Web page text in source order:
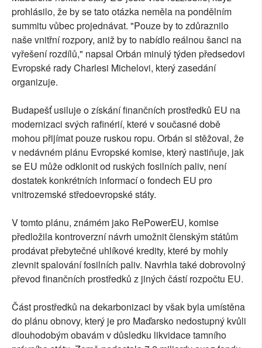
prohlásilo, že by se tato otázka neměla na pondělním
summitu vůbec projednávat. "Pouze by to zdůraznilo
naše vnitřní rozpory, aniž by to nabídlo reálnou šanci na
vyřešení rozdílů," napsal Orbán minulý týden předsedovi
Evropské rady Charlesi Michelovi, který zasedání
organizuje.
Budapešť usiluje o získání finančních prostředků EU na
modernizaci svých rafinérií, které v současné době
mohou přijímat pouze ruskou ropu. Orbán si stěžoval, že
v nedávném plánu Evropské komise, který nastiňuje, jak
se EU může odklonit od ruských fosilních paliv, není
dostatek konkrétních informací o fondech EU pro
vnitrozemské středoevropské státy.
V tomto plánu, známém jako RePowerEU, komise
předložila kontroverzní návrh umožnit členským státům
prodávat přebytečné uhlíkové kredity, které by mohly
zlevnit spalování fosilních paliv. Navrhla také dobrovolný
převod finančních prostředků z jiných částí rozpočtu EU.
Část prostředků na dekarbonizaci by však byla umístěna
do plánu obnovy, který je pro Maďarsko nedostupný kvůli
dlouhodobým obavám v důsledku likvidace tamního